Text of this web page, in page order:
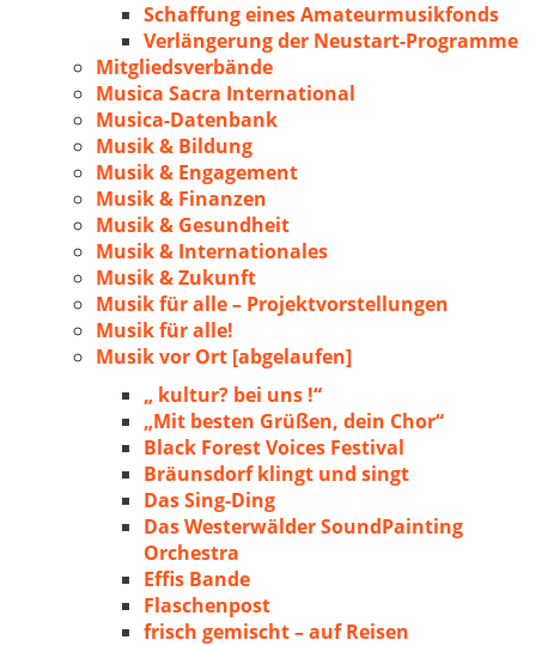
Schaffung eines Amateurmusikfonds
Verlängerung der Neustart-Programme
Mitgliedsverbände
Musica Sacra International
Musica-Datenbank
Musik & Bildung
Musik & Engagement
Musik & Finanzen
Musik & Gesundheit
Musik & Internationales
Musik & Zukunft
Musik für alle – Projektvorstellungen
Musik für alle!
Musik vor Ort [abgelaufen]
„ kultur? bei uns !“
„Mit besten Grüßen, dein Chor“
Black Forest Voices Festival
Bräunsdorf klingt und singt
Das Sing-Ding
Das Westerwälder SoundPainting
Orchestra
Effis Bande
Flaschenpost
frisch gemischt – auf Reisen